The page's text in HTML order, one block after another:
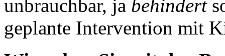
unbrauchbar, ja behindert
geplante Intervention mit